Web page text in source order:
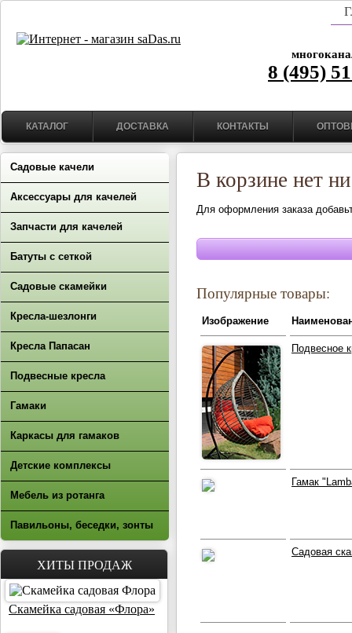
8 (495)
КАТАЛОГ ДОСТАВКА КОНТАКТЫ
Садовые качели
Аксессуары для качелей
Запчасти для качелей
Батуты с сеткой
Садовые скамейки
Кресла-шезлонги
Кресла Папасан
Подвесные кресла
Гамаки
Каркасы для гамаков
Детские комплексы
Мебель из ротанга
Павильоны, беседки, зонты
ХИТЫ ПРОДАЖ
Скамейка садовая «Флора»
В корзине нет
Для оформления заказа
Популярные товары:
Изображение
Подвесное
Гамак
Садовая